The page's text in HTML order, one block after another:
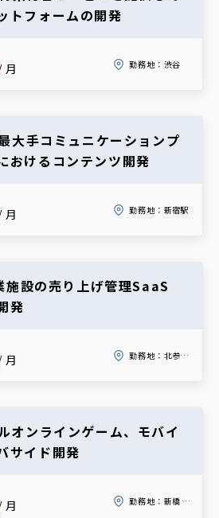
トフォームの開発
勤務地： 渋谷
大手コミュニケーションプ
おけるコンテンツ開発
勤務地： 新宿駅
施設の売り上げ管理SaaS
発
勤務地： 北参道 or 千駄ヶ谷
オンラインゲーム、モバイ
サイド開発
勤務地： 新橋 or 虎ノ門